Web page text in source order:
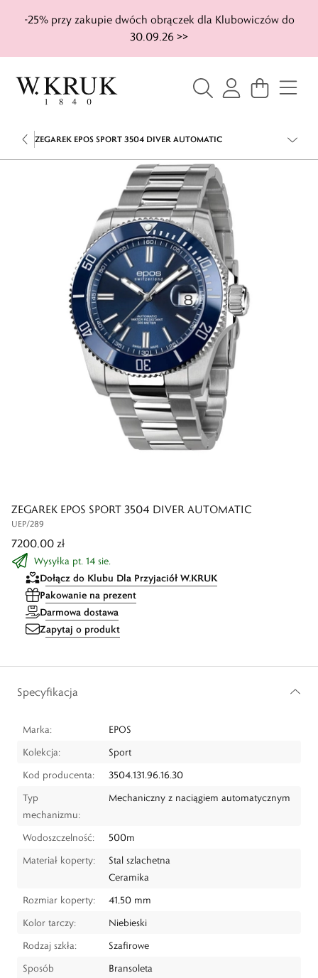
-25% przy zakupie dwóch obrączek dla Klubowiczów do
30.09.26 >>
ZEGAREK EPOS SPORT 3504 DIVER AUTOMATIC
ZEGAREK EPOS SPORT 3504 DIVER AUTOMATIC
UEP/289
7200,00 zł
Wysyłka pt. 14 sie.
Dołącz do Klubu Dla Przyjaciół W.KRUK
Pakowanie na prezent
Darmowa dostawa
Zapytaj o produkt
Specyfikacja
Marka:
EPOS
Kolekcja:
Sport
Kod producenta:
3504.131.96.16.30
Typ
mechanizmu:
Mechaniczny z naciągiem automatycznym
Wodoszczelność:
500m
Materiał koperty:
Stal szlachetna
Ceramika
Rozmiar koperty:
41,50 mm
Kolor tarczy:
Niebieski
Rodzaj szkła:
Szafirowe
Sposób
Bransoleta